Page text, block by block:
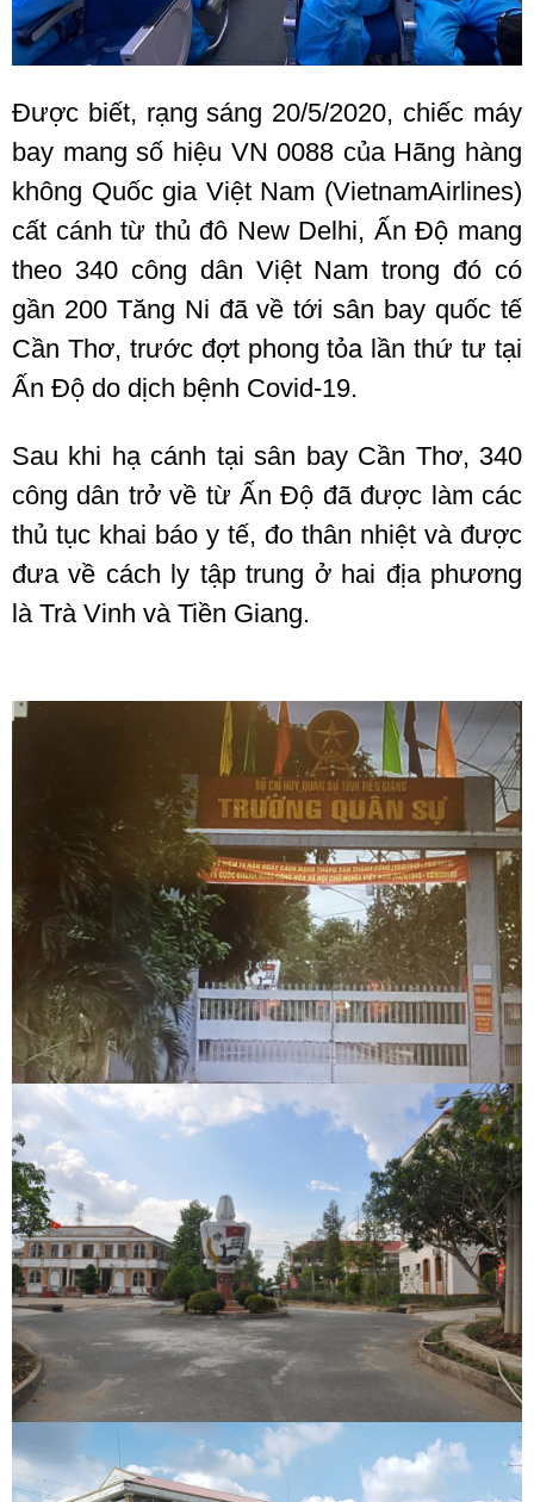
Được biết, rạng sáng 20/5/2020, chiếc máy
bay mang số hiệu VN 0088 của Hãng hàng
không Quốc gia Việt Nam (VietnamAirlines)
cất cánh từ thủ đô New Delhi, Ấn Độ mang
theo 340 công dân Việt Nam trong đó có
gần 200 Tăng Ni đã về tới sân bay quốc tế
Cần Thơ, trước đợt phong tỏa lần thứ tư tại
Ấn Độ do dịch bệnh Covid-19.
Sau khi hạ cánh tại sân bay Cần Thơ, 340
công dân trở về từ Ấn Độ đã được làm các
thủ tục khai báo y tế, đo thân nhiệt và được
đưa về cách ly tập trung ở hai địa phương
là Trà Vinh và Tiền Giang.